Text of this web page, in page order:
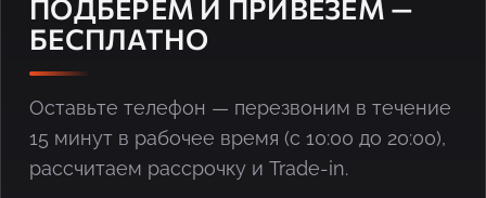
ПОДБЕРЁМ И ПРИВЕЗЁМ —
БЕСПЛАТНО
Оставьте телефон — перезвоним в течение
15 минут в рабочее время (с 10:00 до 20:00),
рассчитаем рассрочку и Trade-in.